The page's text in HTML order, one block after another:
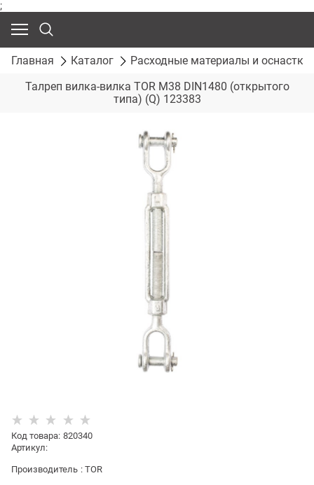
;
Главная Каталог
Расходные материалы и оснастка
Талреп вилка-вилка TOR М38 DIN1480 (открытого
типа) (Q) 123383
Код товара: 820340
Артикул:
Производитель : TOR